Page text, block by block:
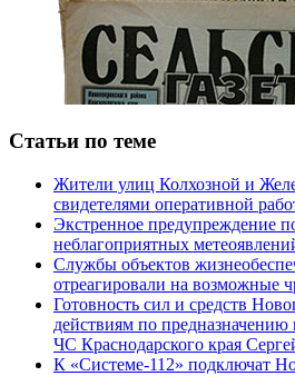
Статьи по теме
Жители улиц Колхозной и
свидетелями оперативной
Экстренное предупреждение
неблагоприятных
Службы объектов
отреагировали на возможные
Готовность сил и средств
действиям по
ЧС Краснодарского края
К «Системе-112» подключат